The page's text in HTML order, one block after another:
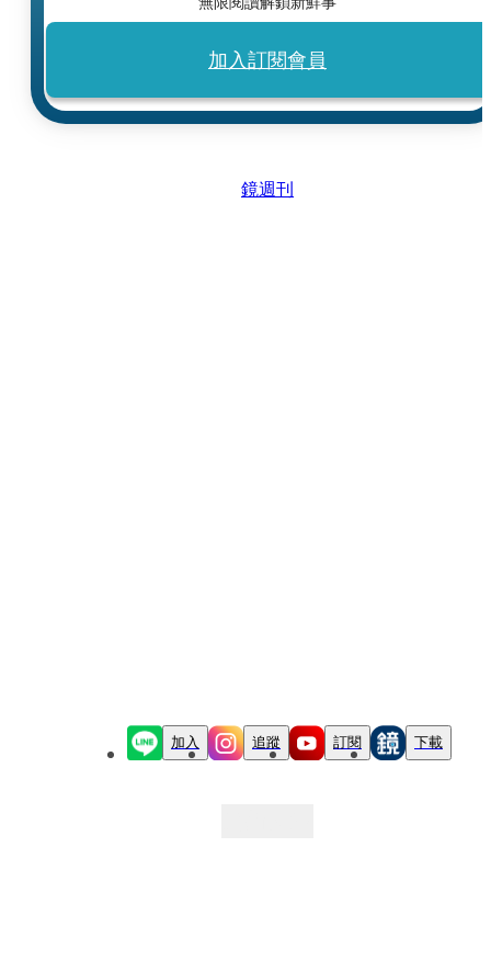
加入訂閱會員
鏡週刊
加入 追蹤 訂閱 下載